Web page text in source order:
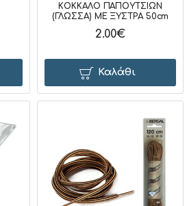
ΚΟΚΚΑΛΟ ΠΑΠΟΥΤΣΙΩΝ
(ΓΛΩΣΣΑ) ΜΕ ΞΥΣΤΡΑ 50cm
2.00€
Καλάθι